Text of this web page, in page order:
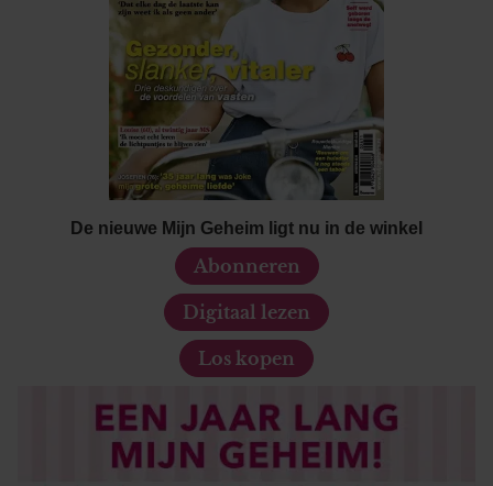
De nieuwe Mijn Geheim ligt nu in de winkel
Abonneren
Digitaal lezen
Los kopen